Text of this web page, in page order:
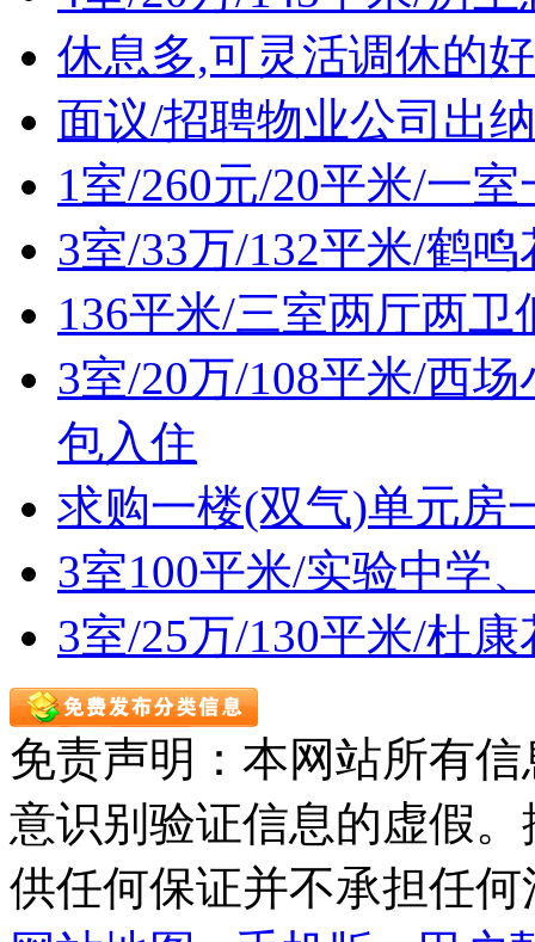
休息多,可灵活调休的
面议/招聘物业公司出纳
1室/260元/20平米/一
3室/33万/132平米/鹤
136平米/三室两厅两卫
3室/20万/108平米/西
包入住
求购一楼(双气)单元房
3室100平米/实验中学
3室/25万/130平米/杜
免责声明：本网站所有
意识别验证信息的虚假
供任何保证并不承担任